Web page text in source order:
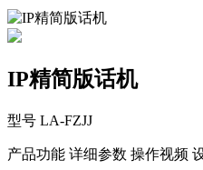
IP精简版话机
型号 LA-FZJJ
产品功能 详细参数 操作视频